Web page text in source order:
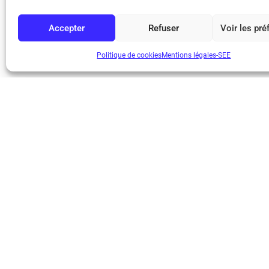
Accepter Refuser Voir les
Politique de cookiesMentions légales-SEE